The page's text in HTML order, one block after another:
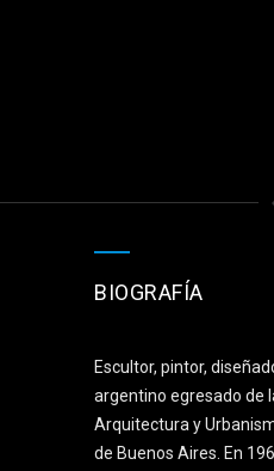
BIOGRAFÍA
Escultor, pintor,
argentino egresado de
Arquitectura y
de Buenos Aires. En